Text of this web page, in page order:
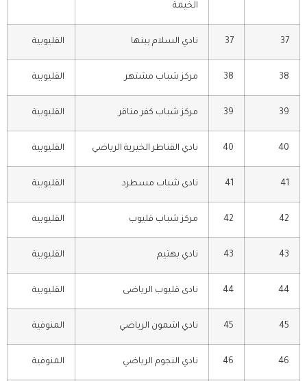
الخيمة
37
37 نادي السلام ببنها القليوبية
38
38 مركز شباب مشتهر القليوبية
39
39 مركز شباب كفر مناقر القليوبية
40
40 نادي القناطر الخيرية الرياضي القليوبية
41
41 نادى شباب مسطرد القليوبية
42
42 مركز شباب قليوب القليوبية
43
43 نادي بهتيم القليوبية
44
44 نادى قليوب الرياضى القليوبية
45
45 نادي اشمون الرياضي المنوفية
46
46 نادي النجوم الرياضي المنوفية